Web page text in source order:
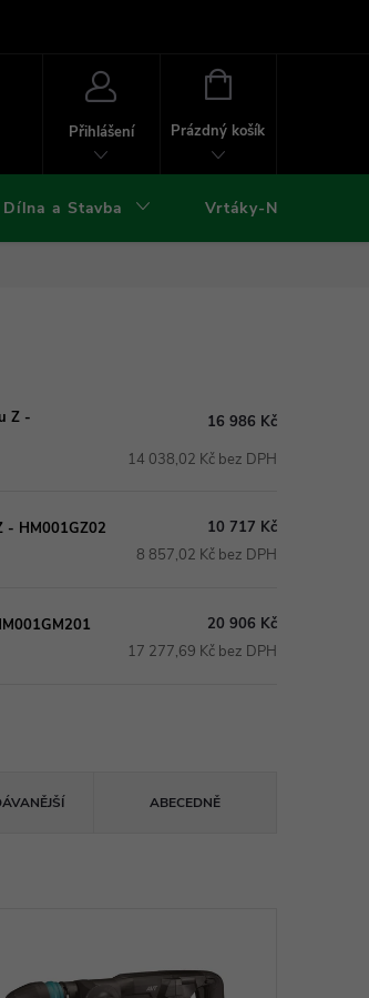
Přihlášení
NÁKUPNÍ
Prázdný košík
Dílna a Stavba Vrtáky-Nástroje
Z -
16 986 Kč
14 038,02 Kč bez DPH
- HM001GZ02
10 717 Kč
8 857,02 Kč bez DPH
20 906 Kč
17 277,69 Kč bez DPH
ABECEDNĚ